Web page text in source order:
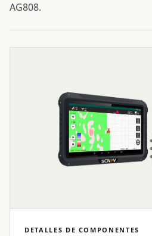
AG808.
DETALLES DE COMPONENTES